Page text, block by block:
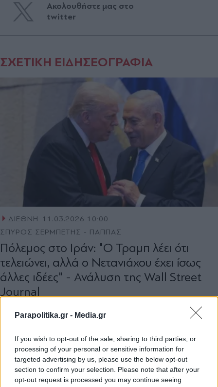
Parapolitika.gr - Media.gr
If you wish to opt-out of the sale, sharing to third parties, or
processing of your personal or sensitive information for
targeted advertising by us, please use the below opt-out
section to confirm your selection. Please note that after your
opt-out request is processed you may continue seeing
Ακολουθήστε μας στο
twitter
ΣΧΕΤΙΚΗ ΕΙΔΗΣΕΟΓΡΑΦΙΑ
ΔΙΕΘΝΗ
11.03.2026 10:00
ΣΠΥΡΟΣ ΣΕΡΜΠΕΤΗΣ - ΠΑΠΠΑΣ
Πόλεμος στο Ιράν: "Ο Τραμπ λέει ότι
τελειώνει, αλλά ο Νετανιάχου έχει ίσως
άλλες ιδέες" - Ανάλυση της Wall Street
Journal